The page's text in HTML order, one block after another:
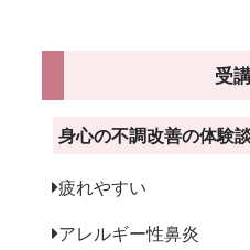
受
身心の不調改善の体験
疲れやすい
アレルギー性鼻炎